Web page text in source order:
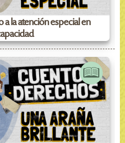
la atención especial en